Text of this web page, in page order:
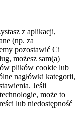
z aplikacji,
(np. za
pozostawić Ci
możesz sam(a)
plików cookie lub
nagłówki kategorii,
Jeśli
może to
lub niedostępność